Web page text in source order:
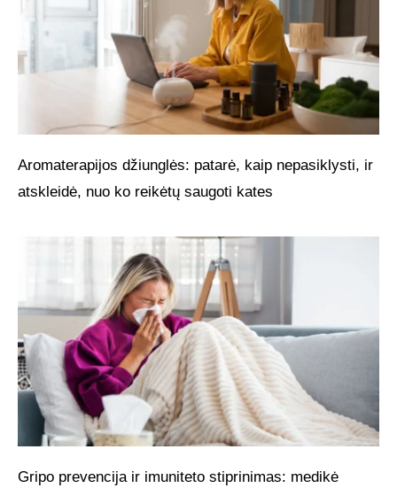
Aromaterapijos džiunglės: patarė, kaip nepasiklysti, ir
atskleidė, nuo ko reikėtų saugoti kates
Gripo prevencija ir imuniteto stiprinimas: medikė